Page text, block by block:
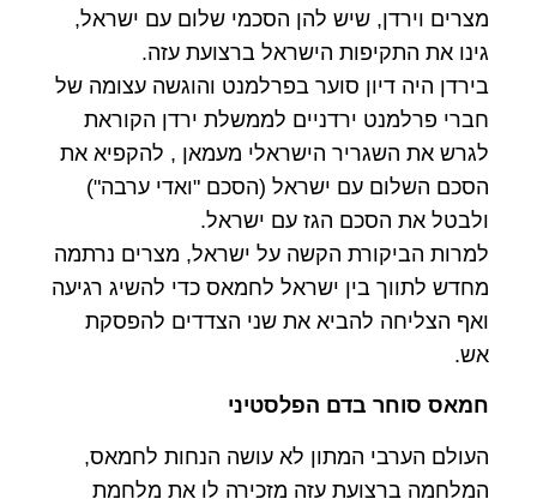
מצרים וירדן, שיש להן הסכמי שלום עם ישראל,
גינו את התקיפות הישראל ברצועת עזה.
בירדן היה דיון סוער בפרלמנט והוגשה עצומה של
חברי פרלמנט ירדניים לממשלת ירדן הקוראת
לגרש את השגריר הישראלי מעמאן , להקפיא את
הסכם השלום עם ישראל (הסכם "ואדי ערבה")
ולבטל את הסכם הגז עם ישראל.
למרות הביקורת הקשה על ישראל, מצרים נרתמה
מחדש לתווך בין ישראל לחמאס כדי להשיג רגיעה
ואף הצליחה להביא את שני הצדדים להפסקת
אש.
חמאס סוחר בדם הפלסטיני
העולם הערבי המתון לא עושה הנחות לחמאס,
המלחמה ברצועת עזה מזכירה לו את מלחמת